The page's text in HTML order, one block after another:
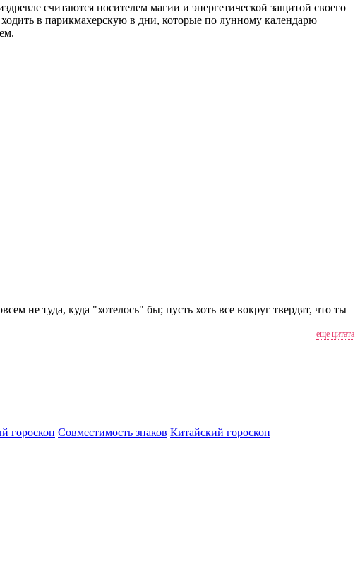
считаются носителем магии и энергетической защитой своего
в парикмахерскую в дни, которые по лунному календарю
не туда, куда "хотелось" бы; пусть хоть все вокруг твердят, что ты
еще цитата
гороскоп Совместимость знаков Китайский гороскоп